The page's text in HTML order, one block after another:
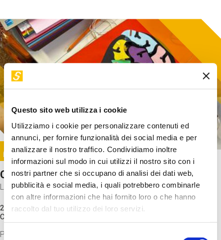
Questo sito web utilizza i cookie
Utilizziamo i cookie per personalizzare contenuti ed
annunci, per fornire funzionalità dei social media e per
analizzare il nostro traffico. Condividiamo inoltre
informazioni sul modo in cui utilizzi il nostro sito con i
nostri partner che si occupano di analisi dei dati web,
pubblicità e social media, i quali potrebbero combinarle
con altre informazioni che hai fornito loro o che hanno
raccolto dal tuo utilizzo dei loro servizi.
Selezione
Image
SUNDAY@STEP
Come funziona il cervello?
Laboratorio
20 Set 2026 / 11:15 - 13:00
Costo
Proveremo a costruire un cervello in cartoncino cercando di